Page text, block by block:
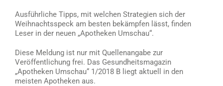
Ausführliche Tipps, mit welchen Strategien sich der
Weihnachtsspeck am besten bekämpfen lässt, finden
Leser in der neuen „Apotheken Umschau“.
Diese Meldung ist nur mit Quellenangabe zur
Veröffentlichung frei. Das Gesundheitsmagazin
„Apotheken Umschau“ 1/2018 B liegt aktuell in den
meisten Apotheken aus.